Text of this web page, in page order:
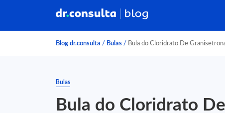
Blog dr.consulta / Bulas / Bula do Cloridrato De
Bulas
Bula do Cloridrato